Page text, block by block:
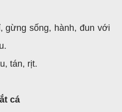
gừng sống, hành, đun với
tán, rịt.
cá